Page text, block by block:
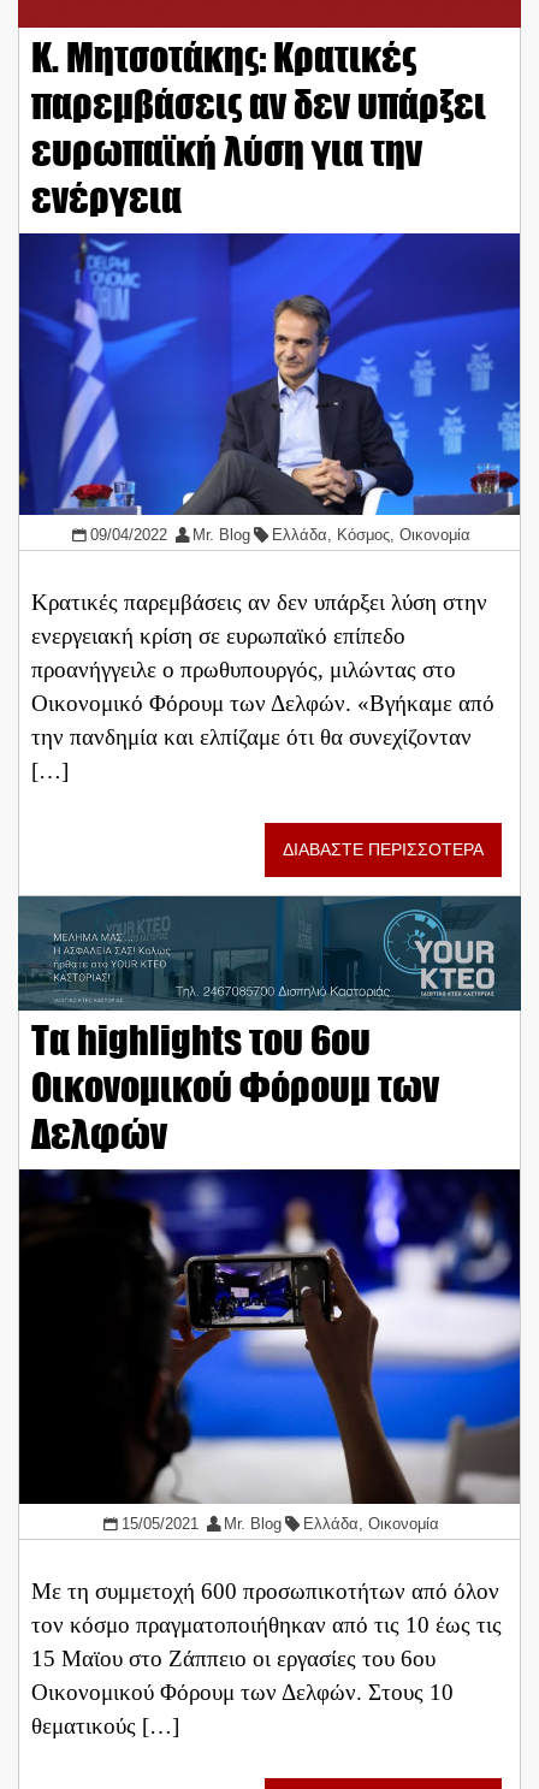
Κ. Μητσοτάκης: Κρατικές
παρεμβάσεις αν δεν υπάρξει
ευρωπαϊκή λύση για την
ενέργεια
09/04/2022 Mr. Blog Ελλάδα Κόσμος ,Οικονομία
Κρατικές παρεμβάσεις αν δεν υπάρξει λύση στην
ενεργειακή κρίση σε ευρωπαϊκό επίπεδο
προανήγγειλε ο πρωθυπουργός, μιλώντας στο
Οικονομικό Φόρουμ των Δελφών. «Βγήκαμε από
την πανδημία και ελπίζαμε ότι θα συνεχίζονταν
[…]
ΔΙΑΒΑΣΤΕ ΠΕΡΙΣΣΟΤΕΡΑ
Τα highlights του 6ου
Οικονομικού Φόρουμ των
Δελφών
15/05/2021 Mr. Blog Ελλάδα ,Οικονομία
Με τη συμμετοχή 600 προσωπικοτήτων από όλον
τον κόσμο πραγματοποιήθηκαν από τις 10 έως τις
15 Μαϊου στο Ζάππειο οι εργασίες του 6ου
Οικονομικού Φόρουμ των Δελφών. Στους 10
θεματικούς […]